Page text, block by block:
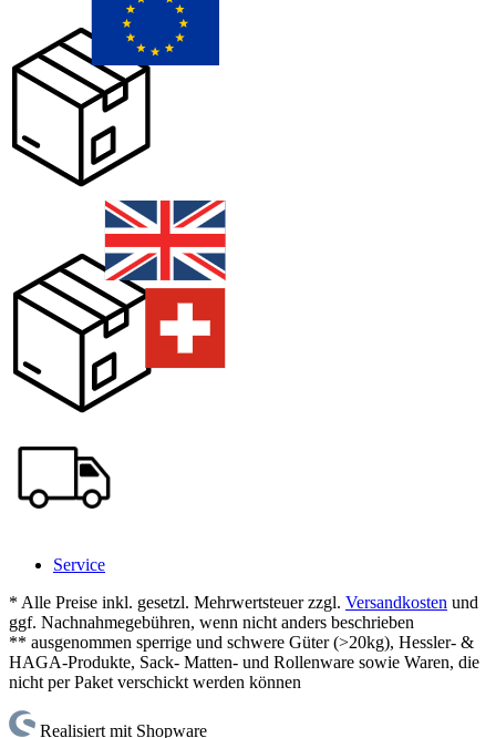
Service
* Alle Preise inkl. gesetzl. Mehrwertsteuer zzgl. Versandkosten und
ggf. Nachnahmegebühren, wenn nicht anders beschrieben
** ausgenommen sperrige und schwere Güter (>20kg), Hessler- &
HAGA-Produkte, Sack- Matten- und Rollenware sowie Waren, die
nicht per Paket verschickt werden können
Realisiert mit Shopware